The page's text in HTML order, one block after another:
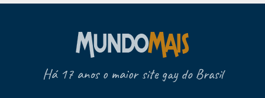
Há 17 anos o maior site gay do Brasil